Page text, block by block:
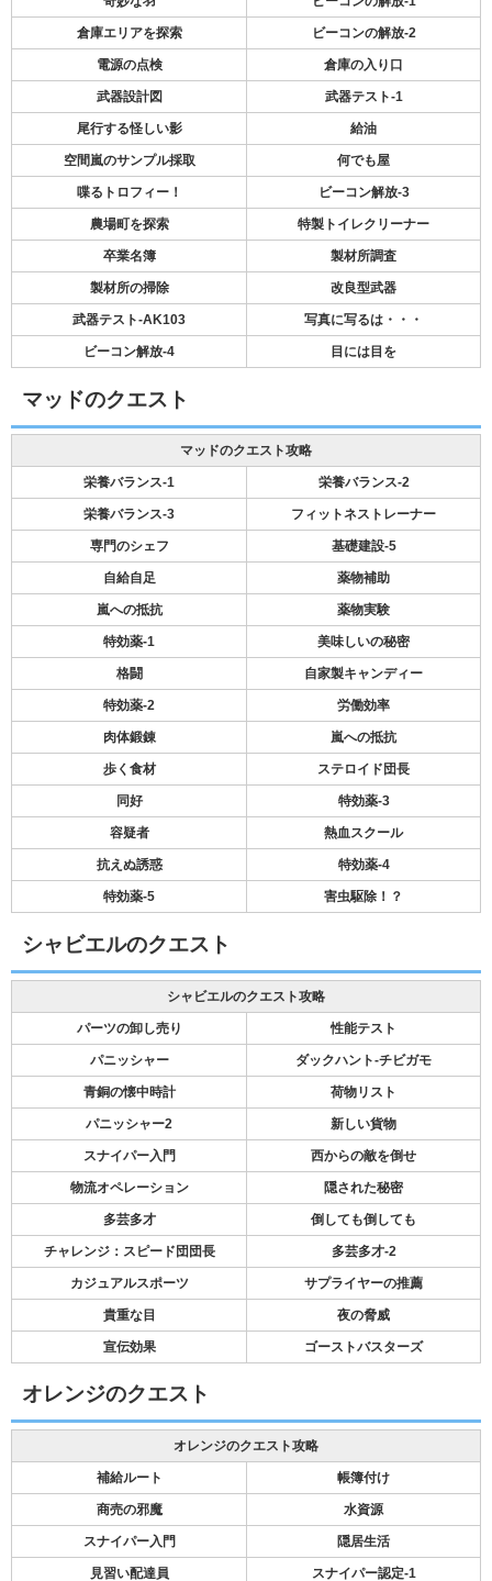
倉庫エリアを探索 ビーコンの解放-2
電源の点検 倉庫の入り口
武器設計図 武器テスト-1
尾行する怪しい影 給油
空間嵐のサンプル採取 何でも屋
喋るトロフィー！ ビーコン解放-3
農場町を探索 特製トイレクリーナー
卒業名簿 製材所調査
製材所の掃除 改良型武器
武器テスト-AK103 写真に写るは・・・
ビーコン解放-4 目には目を
マッドのクエスト
マッドのクエスト攻略
栄養バランス-1 栄養バランス-2
栄養バランス-3 フィットネストレーナー
専門のシェフ 基礎建設-5
自給自足 薬物補助
嵐への抵抗 薬物実験
特効薬-1 美味しいの秘密
格闘 自家製キャンディー
特効薬-2 労働効率
肉体鍛錬 嵐への抵抗
歩く食材 ステロイド団長
同好 特効薬-3
容疑者 熱血スクール
抗えぬ誘惑 特効薬-4
特効薬-5 害虫駆除！？
シャビエルのクエスト
シャビエルのクエスト攻略
パーツの卸し売り 性能テスト
パニッシャー ダックハント-チビガモ
青銅の懐中時計 荷物リスト
パニッシャー2 新しい貨物
スナイパー入門 西からの敵を倒せ
物流オペレーション 隠された秘密
多芸多才 倒しても倒しても
チャレンジ：スピード団団長 多芸多才-2
カジュアルスポーツ サプライヤーの推薦
貴重な目 夜の脅威
宣伝効果 ゴーストバスターズ
オレンジのクエスト
オレンジのクエスト攻略
補給ルート 帳簿付け
商売の邪魔 水資源
スナイパー入門 隠居生活
見習い配達員 スナイパー認定-1